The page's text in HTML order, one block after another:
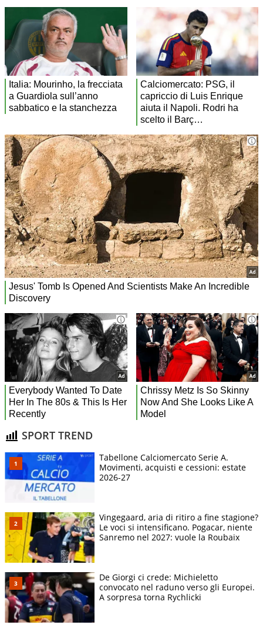
SPORT TREND
Tabellone Calciomercato Serie A.
Movimenti, acquisti e cessioni: estate
2026-27
Vingegaard, aria di ritiro a fine stagione?
Le voci si intensificano. Pogacar, niente
Sanremo nel 2027: vuole la Roubaix
De Giorgi ci crede: Michieletto
convocato nel raduno verso gli Europei.
A sorpresa torna Rychlicki